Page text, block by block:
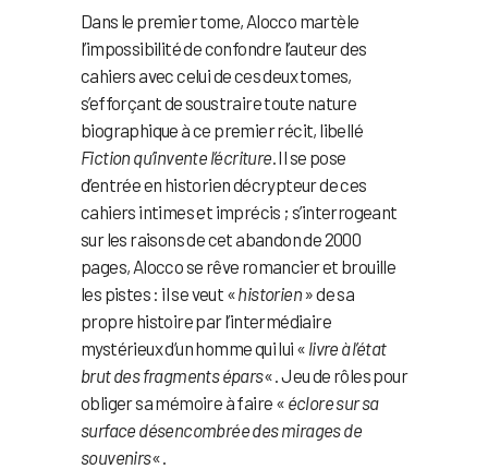
Dans le premier tome, Alocco martèle
l’impossibilité de confondre l’auteur des
cahiers avec celui de ces deux tomes,
s’efforçant de soustraire toute nature
biographique à ce premier récit, libellé
Fiction qu’invente l’écriture. Il se pose
d’entrée en historien décrypteur de ces
cahiers intimes et imprécis ; s’interrogeant
sur les raisons de cet abandon de 2000
pages, Alocco se rêve romancier et brouille
les pistes : il se veut «historien » de sa
propre histoire par l’intermédiaire
mystérieux d’un homme qui lui « livre à l’état
brut des fragments épars« . Jeu de rôles pour
obliger sa mémoire à faire « éclore sur sa
surface désencombrée des mirages de
souvenirs« .